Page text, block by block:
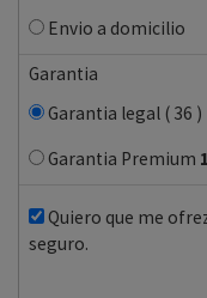
Envio a domicilio
Garantia
Garantia legal ( 36 )
Garantia Premium
Quiero que me
seguro.